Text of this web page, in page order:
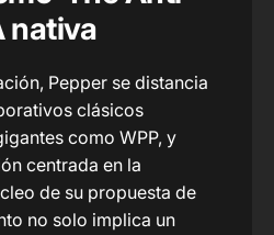
nativa
Pepper se distancia
clásicos
como WPP, y
centrada en la
de su propuesta de
no solo implica un